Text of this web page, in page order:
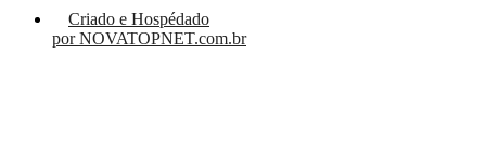
Criado e Hospédado
por NOVATOPNET.com.br